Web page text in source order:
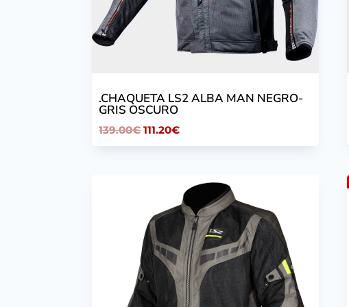
.CHAQUETA LS2 ALBA MAN NEGRO-
GRIS OSCURO
139.00€El
precio
139.00€.
111.20€El
precio
es:
111.20€.